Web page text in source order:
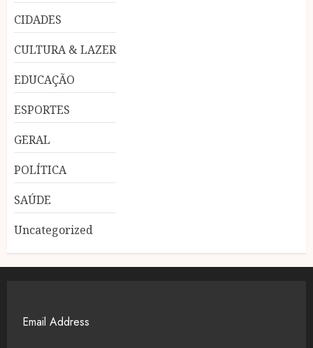
CIDADES
CULTURA & LAZER
EDUCAÇÃO
ESPORTES
GERAL
POLÍTICA
SAÚDE
Uncategorized